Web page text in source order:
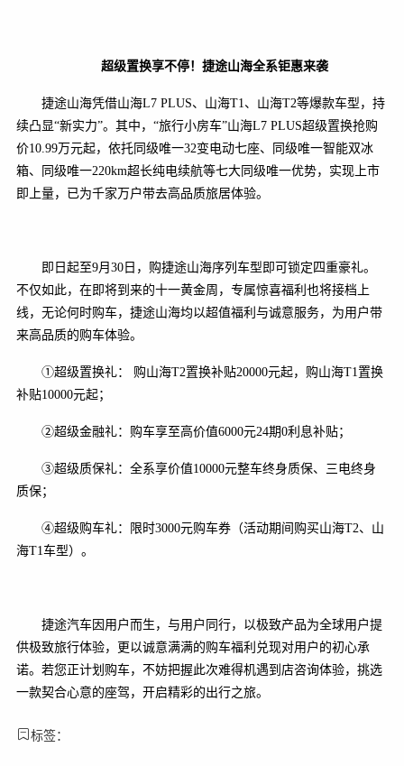
超级置换享不停！捷途山海全系钜惠来袭
捷途山海凭借山海L7 PLUS、山海T1、山海T2等爆款车型，持
续凸显“新实力”。其中，“旅行小房车”山海L7 PLUS超级置换抢购
价10.99万元起，依托同级唯一32变电动七座、同级唯一智能双冰
箱、同级唯一220km超长纯电续航等七大同级唯一优势，实现上市
即上量，已为千家万户带去高品质旅居体验。
即日起至9月30日，购捷途山海序列车型即可锁定四重豪礼。
不仅如此，在即将到来的十一黄金周，专属惊喜福利也将接档上
线，无论何时购车，捷途山海均以超值福利与诚意服务，为用户带
来高品质的购车体验。
①超级置换礼： 购山海T2置换补贴20000元起，购山海T1置换
补贴10000元起；
②超级金融礼：购车享至高价值6000元24期0利息补贴；
③超级质保礼：全系享价值10000元整车终身质保、三电终身
质保；
④超级购车礼：限时3000元购车券（活动期间购买山海T2、山
海T1车型）。
捷途汽车因用户而生，与用户同行，以极致产品为全球用户提
供极致旅行体验，更以诚意满满的购车福利兑现对用户的初心承
诺。若您正计划购车，不妨把握此次难得机遇到店咨询体验，挑选
一款契合心意的座驾，开启精彩的出行之旅。
标签：